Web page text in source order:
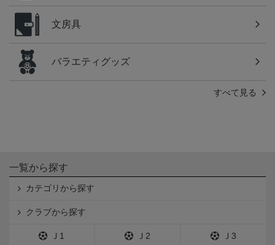
文房具
バラエティグッズ
すべて見る
一覧から探す
カテゴリから探す
クラブから探す
Ｊ1 Ｊ2 Ｊ3